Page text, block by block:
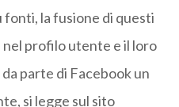
la fusione di questi
profilo utente e il loro
parte di Facebook un
si legge sul sito